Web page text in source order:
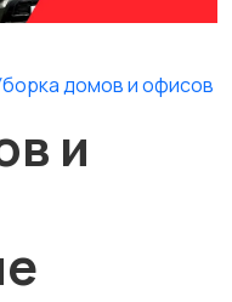
домов и офисов
и